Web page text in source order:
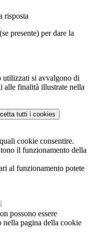
risposta
presente) per dare la
utilizzati si avvalgono di
alle finalità illustrate nella
tutti i cookies
cookie consentire.
il funzionamento della
al funzionamento potete
possono essere
nella pagina della cookie